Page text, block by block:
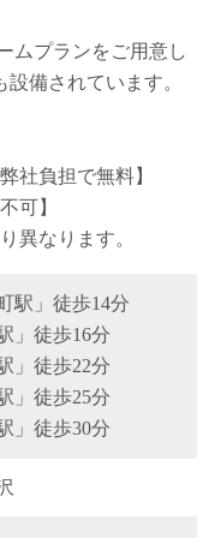
ムプランをご用意し
備されています。
社負担で無料】
可】
異なります。
駅」徒歩14分
」徒歩16分
」徒歩22分
」徒歩25分
」徒歩30分